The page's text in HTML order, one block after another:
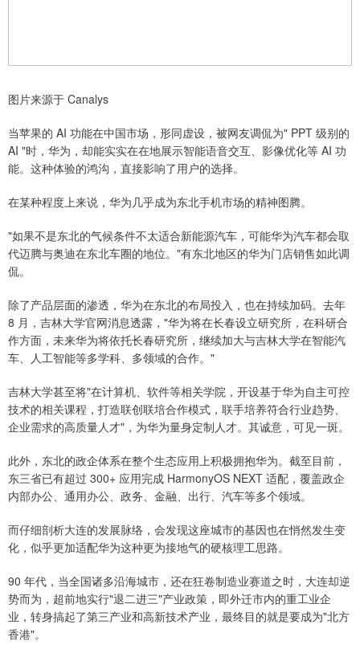
图片来源于 Canalys
当苹果的 AI 功能在中国市场，形同虚设，被网友调侃为" PPT 级别的
AI "时，华为，却能实实在在地展示智能语音交互、影像优化等 AI 功
能。这种体验的鸿沟，直接影响了用户的选择。
在某种程度上来说，华为几乎成为东北手机市场的精神图腾。
"如果不是东北的气候条件不太适合新能源汽车，可能华为汽车都会取
代迈腾与奥迪在东北车圈的地位。"有东北地区的华为门店销售如此调
侃。
除了产品层面的渗透，华为在东北的布局投入，也在持续加码。去年
8 月，吉林大学官网消息透露，"华为将在长春设立研究所，在科研合
作方面，未来华为将依托长春研究所，继续加大与吉林大学在智能汽
车、人工智能等多学科、多领域的合作。"
吉林大学甚至将"在计算机、软件等相关学院，开设基于华为自主可控
技术的相关课程，打造联创联培合作模式，联手培养符合行业趋势、
企业需求的高质量人才"，为华为量身定制人才。其诚意，可见一斑。
此外，东北的政企体系在整个生态应用上积极拥抱华为。截至目前，
东三省已有超过 300+ 应用完成 HarmonyOS NEXT 适配，覆盖政企
内部办公、通用办公、政务、金融、出行、汽车等多个领域。
而仔细剖析大连的发展脉络，会发现这座城市的基因也在悄然发生变
化，似乎更加适配华为这种更为接地气的硬核理工思路。
90 年代，当全国诸多沿海城市，还在狂卷制造业赛道之时，大连却逆
势而为，超前地实行"退二进三"产业政策，即外迁市内的重工业企
业，转身搞起了第三产业和高新技术产业，最终目的就是要成为"北方
香港"。